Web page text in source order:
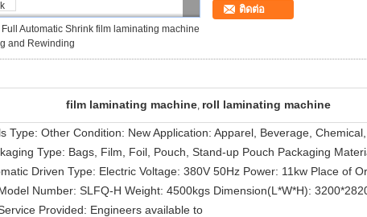
Full Automatic Shrink film laminating machine
and Rewinding
ติดต่อ
film laminating machine, roll laminating machine
Type: Other Condition: New Application: Apparel, Beverage,
Type: Bags, Film, Foil, Pouch, Stand-up Pouch Packaging
Driven Type: Electric Voltage: 380V 50Hz Power: 11kw Place of
Number: SLFQ-H Weight: 4500kgs Dimension(L*W*H):
Provided: Engineers available to